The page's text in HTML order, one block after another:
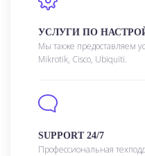
УСЛУГИ ПО
Мы также предоставляем
Mikrotik, Cisco, Ubiquiti.
SUPPORT 24/7
Профессиональная